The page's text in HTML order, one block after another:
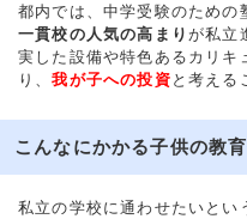
都内では、中学受験のため
一貫校の人気の高まり が私立
実した設備や特色あるカリキ
り、我が子への投資 と考える
こんなにかかる子供の教
私立の学校に通わせたいとい